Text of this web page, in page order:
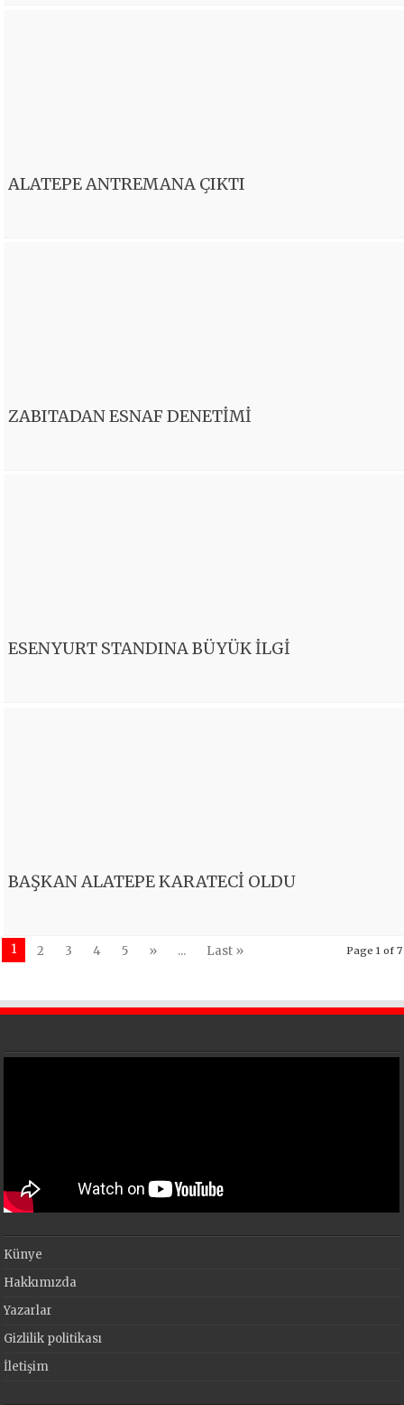
ALATEPE ANTREMANA ÇIKTI
ZABITADAN ESNAF DENETİMİ
ESENYURT STANDINA BÜYÜK İLGİ
BAŞKAN ALATEPE KARATECİ OLDU
Page 1 of 7
1 2 3 4 5 » ... Last »
Künye
Hakkımızda
Yazarlar
Gizlilik politikası
İletişim